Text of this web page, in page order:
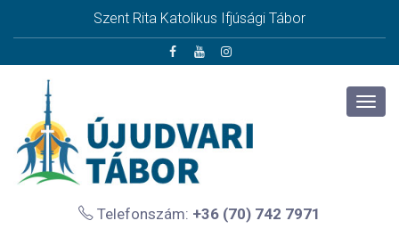
Szent Rita Katolikus Ifjúsági Tábor
Telefonszám: +36 (70) 742 7971